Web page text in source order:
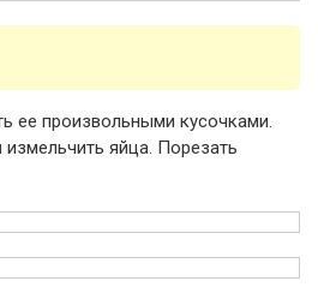
ее произвольными кусочками.
яйца. Порезать